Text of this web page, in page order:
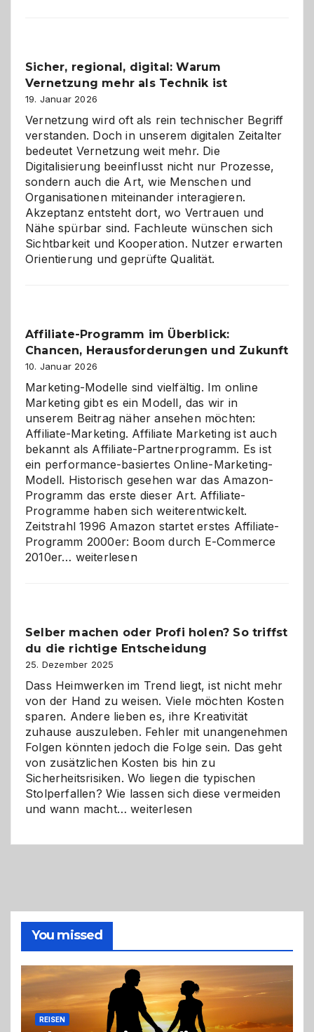
ein
dreifaches
Alaaf!
Sicher, regional, digital: Warum
Vernetzung mehr als Technik ist
19. Januar 2026
Vernetzung wird oft als rein technischer Begriff
verstanden. Doch in unserem digitalen Zeitalter
bedeutet Vernetzung weit mehr. Die
Digitalisierung beeinflusst nicht nur Prozesse,
sondern auch die Art, wie Menschen und
Organisationen miteinander interagieren.
Akzeptanz entsteht dort, wo Vertrauen und
Nähe spürbar sind. Fachleute wünschen sich
Sichtbarkeit und Kooperation. Nutzer erwarten
Orientierung und geprüfte Qualität.
Affiliate-Programm im Überblick:
Chancen, Herausforderungen und Zukunft
10. Januar 2026
Marketing-Modelle sind vielfältig. Im online
Marketing gibt es ein Modell, das wir in
unserem Beitrag näher ansehen möchten:
Affiliate-Marketing. Affiliate Marketing ist auch
bekannt als Affiliate-Partnerprogramm. Es ist
ein performance-basiertes Online-Marketing-
Modell. Historisch gesehen war das Amazon-
Programm das erste dieser Art. Affiliate-
Programme haben sich weiterentwickelt.
Zeitstrahl 1996 Amazon startet erstes Affiliate-
Programm 2000er: Boom durch E-Commerce
2010er… Affiliate-
Herausforderungen
und
Zukunft
weiterlesen
Selber machen oder Profi holen? So triffst
du die richtige Entscheidung
25. Dezember 2025
Dass Heimwerken im Trend liegt, ist nicht mehr
von der Hand zu weisen. Viele möchten Kosten
sparen. Andere lieben es, ihre Kreativität
zuhause auszuleben. Fehler mit unangenehmen
Folgen könnten jedoch die Folge sein. Das geht
von zusätzlichen Kosten bis hin zu
Sicherheitsrisiken. Wo liegen die typischen
Stolperfallen? Wie lassen sich diese vermeiden
und wann macht…Selber
richtige
Entscheidung
weiterlesen
You missed
REISEN